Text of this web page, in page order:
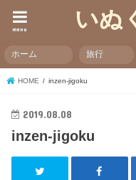
いぬ
menu
ホーム 旅行
HOME inzen-jigoku
2019.08.08
inzen-jigoku